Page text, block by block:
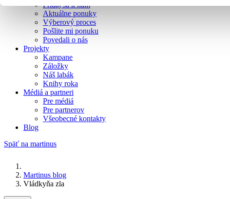
Pridaj sa k nám
Aktuálne ponuky
Výberový proces
Pošlite mi ponuku
Povedali o nás
Projekty
Kampane
Záložky
Náš labák
Knihy roka
Médiá a partneri
Pre médiá
Pre partnerov
Všeobecné kontakty
Blog
Späť na martinus
Martinus blog
Vládkyňa zla